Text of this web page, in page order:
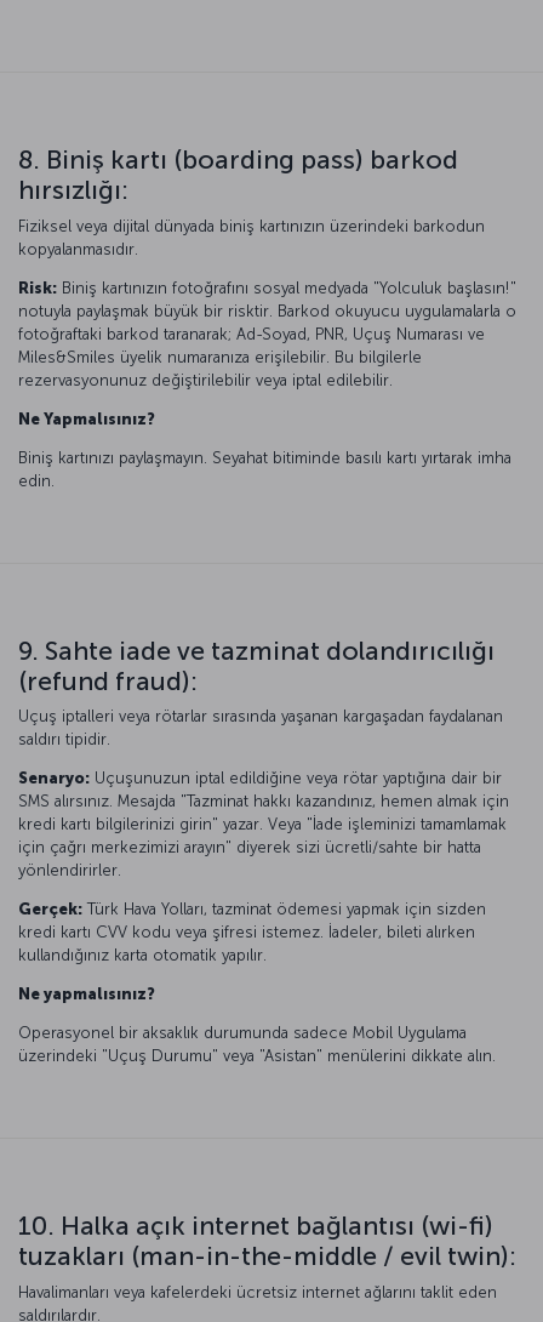
8. Biniş kartı (boarding pass) barkod
hırsızlığı:
Fiziksel veya dijital dünyada biniş kartınızın üzerindeki barkodun
kopyalanmasıdır.
Risk: Biniş kartınızın fotoğrafını sosyal medyada "Yolculuk başlasın!"
notuyla paylaşmak büyük bir risktir. Barkod okuyucu uygulamalarla o
fotoğraftaki barkod taranarak; Ad-Soyad, PNR, Uçuş Numarası ve
Miles&Smiles üyelik numaranıza erişilebilir. Bu bilgilerle
rezervasyonunuz değiştirilebilir veya iptal edilebilir.
Ne Yapmalısınız?
Biniş kartınızı paylaşmayın. Seyahat bitiminde basılı kartı yırtarak imha
edin.
9. Sahte iade ve tazminat dolandırıcılığı
(refund fraud):
Uçuş iptalleri veya rötarlar sırasında yaşanan kargaşadan faydalanan
saldırı tipidir.
Senaryo: Uçuşunuzun iptal edildiğine veya rötar yaptığına dair bir
SMS alırsınız. Mesajda "Tazminat hakkı kazandınız, hemen almak için
kredi kartı bilgilerinizi girin" yazar. Veya "İade işleminizi tamamlamak
için çağrı merkezimizi arayın" diyerek sizi ücretli/sahte bir hatta
yönlendirirler.
Gerçek: Türk Hava Yolları, tazminat ödemesi yapmak için sizden
kredi kartı CVV kodu veya şifresi istemez. İadeler, bileti alırken
kullandığınız karta otomatik yapılır.
Ne yapmalısınız?
Operasyonel bir aksaklık durumunda sadece Mobil Uygulama
üzerindeki "Uçuş Durumu" veya "Asistan" menülerini dikkate alın.
10. Halka açık internet bağlantısı (wi-fi)
tuzakları (man-in-the-middle / evil twin):
Havalimanları veya kafelerdeki ücretsiz internet ağlarını taklit eden
saldırılardır.